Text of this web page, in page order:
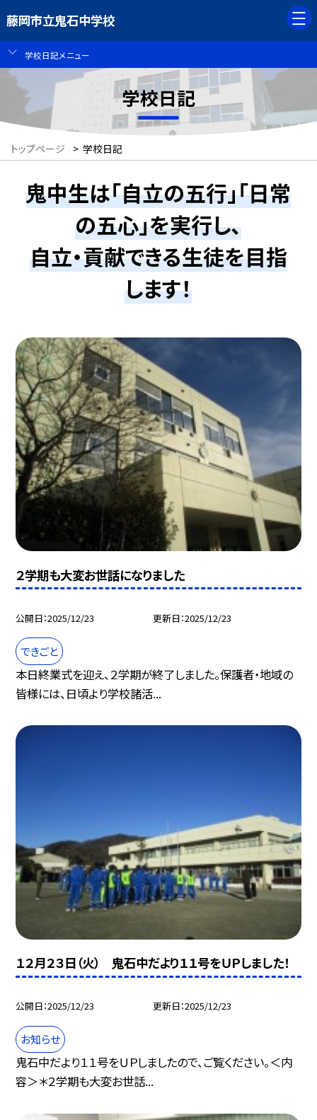
藤岡市立鬼石中学校
学校日記メニュー
学校日記
トップページ > 学校日記
鬼中生は「自立の五行」「日常
の五心」を実行し、
自立・貢献できる生徒を目指
します！
２学期も大変お世話になりました
公開日 2025/12/23 更新日 2025/12/23
できごと
本日終業式を迎え、２学期が終了しました。保護者・地域の
皆様には、日頃より学校諸活...
１２月２３日（火） 鬼石中だより１１号をＵＰしました！
公開日 2025/12/23 更新日 2025/12/23
お知らせ
鬼石中だより１１号をＵＰしましたので、ご覧ください。＜内
容＞＊２学期も大変お世話...